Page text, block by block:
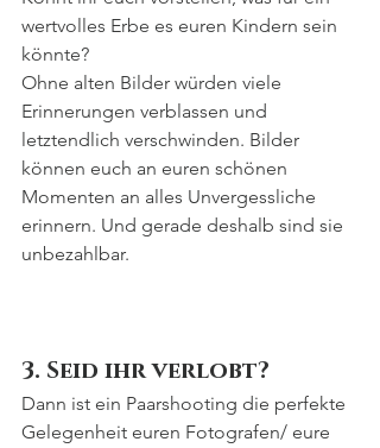
wertvolles Erbe es euren Kindern sein
könnte?
Ohne alten Bilder würden viele
Erinnerungen verblassen und
letztendlich verschwinden. Bilder
können euch an euren schönen
Momenten an alles Unvergessliche
erinnern. Und gerade deshalb sind sie
unbezahlbar.
3. Seid ihr verlobt?
Dann ist ein Paarshooting die perfekte
Gelegenheit euren Fotografen/ eure